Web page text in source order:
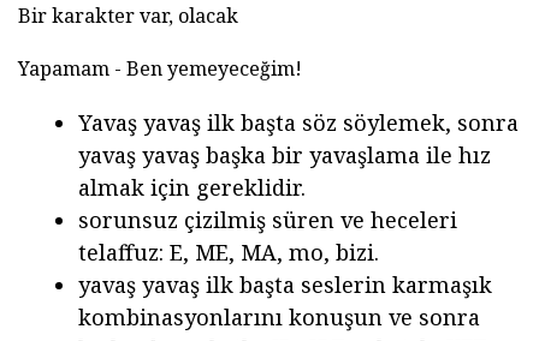
Bir karakter var, olacak
Yapamam - Ben yemeyeceğim!
Yavaş yavaş ilk başta söz söylemek, sonra
yavaş yavaş başka bir yavaşlama ile hız
almak için gereklidir.
sorunsuz çizilmiş süren ve heceleri
telaffuz: E, ME, MA, mo, bizi.
yavaş yavaş ilk başta seslerin karmaşık
kombinasyonlarını konuşun ve sonra